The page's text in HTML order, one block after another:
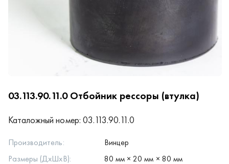
03.113.90.11.0Отбойник рессоры (втулка)
Каталожный номер: 03.113.90.11.0
Производитель:
Винцер
Размеры (ДхШхВ):
80 мм × 20 мм × 80 мм